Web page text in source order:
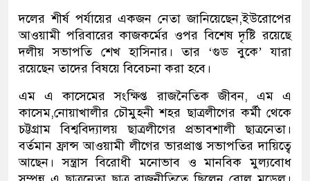
দলের শীর্ষ পর্যায়ের একজন নেতা জানিয়েছেন,ইউরোপের
আওয়ামী পরিবারের কাজকর্মের ওপর বিশেষ দৃষ্টি রয়েছে
দলীয় সভাপতি শেখ হাসিনার। তার ‘গুড বুকে’ যারা
রয়েছেন তাদের বিষয়ে বিবেচনা করা হবে।
এম এ কাসেমের সংক্ষিপ্ত রাজনৈতিক জীবন, এম এ
কাসেম,নোয়াখালীর চৌমুহনী শহর ছাত্রলীগের কর্মী থেকে
চট্টগ্রাম বিশ্ববিদ্যালয় ছাত্রলীগের প্রভাবশালী ছাত্রনেতা।
বর্তমান ফ্রান্স আওয়ামী লীগের ভারপ্রাপ্ত সভাপতির দায়িত্বে
আছেন। সন্ত্রাস বিরোধী মনোভাব ও মানবিক মুল্যবোধ